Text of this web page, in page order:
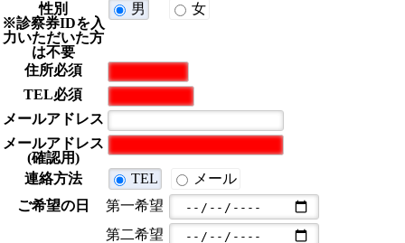
性別
※診察券IDを入
力いただいた方
は不要
男 女
住所必須
TEL必須
メールアドレス
メールアドレス
(確認用)
連絡方法
TEL
メール
ご希望の日
第一希望
第二希望